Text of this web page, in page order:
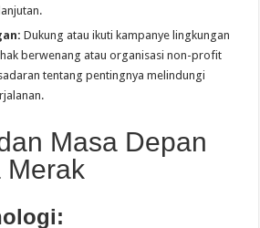
Dukung atau ikuti kampanye lingkungan
berwenang atau organisasi non-profit
tentang pentingnya melindungi
Masa Depan
Merak